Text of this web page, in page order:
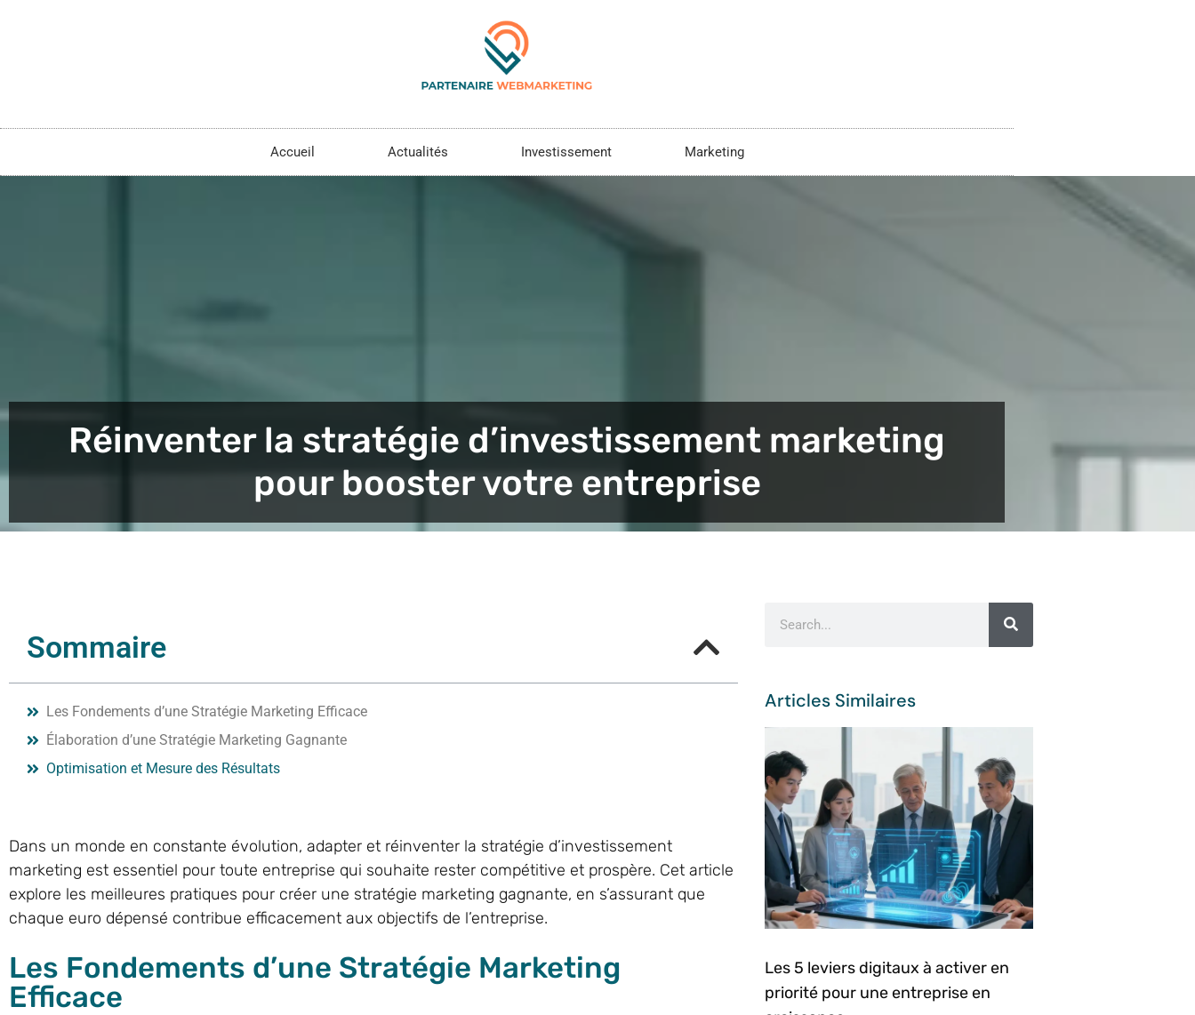
Accueil Actualités Investissement Marketing
Réinventer la stratégie d’investissement marketing
pour booster votre entreprise
Sommaire
Les Fondements d’une Stratégie Marketing Efficace
Élaboration d’une Stratégie Marketing Gagnante
Optimisation et Mesure des Résultats
Dans un monde en constante évolution, adapter et réinventer la stratégie d’investissement
marketing est essentiel pour toute entreprise qui souhaite rester compétitive et prospère. Cet article
explore les meilleures pratiques pour créer une stratégie marketing gagnante, en s’assurant que
chaque euro dépensé contribue efficacement aux objectifs de l’entreprise.
Les Fondements d’une Stratégie Marketing
Efficace
Articles Similaires
Les 5 leviers digitaux à activer en
priorité pour une entreprise en